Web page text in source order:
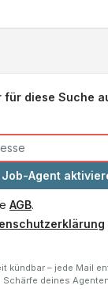
für diese Suche
Job-Agent
AGB.
kündbar – jede Mail
Schärfe deines